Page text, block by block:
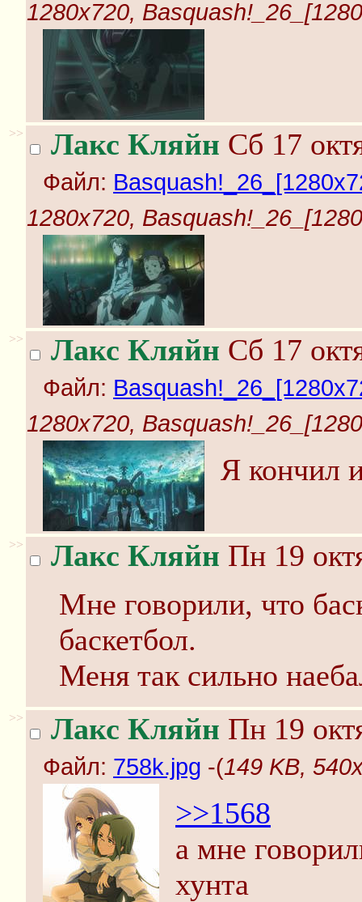
1280x720,
>> Лакс Кляйн Сб 17
Файл:
1280x720,
>> Лакс Кляйн Сб 17
Файл:
1280x720,
Я кончил
>> Лакс Кляйн Пн 19
Мне говорили, что
баскетбол.
Меня так сильно
>> Лакс Кляйн Пн 19
Файл: 758k.jpg -(149 KB,
>>1568
а мне
хунта